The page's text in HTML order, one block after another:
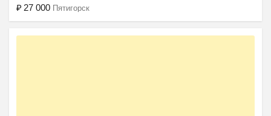
₽ 27 000 Пятигорск